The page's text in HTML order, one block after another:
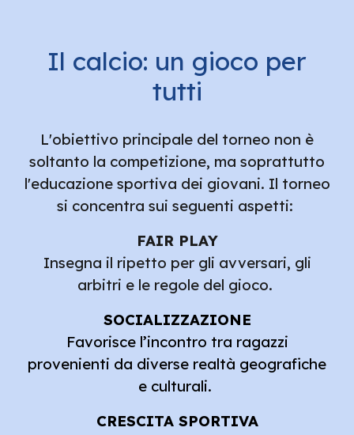
Il calcio: un gioco per
tutti
L'obiettivo principale del torneo non è
soltanto la competizione, ma soprattutto
l'educazione sportiva dei giovani. Il torneo
si concentra sui seguenti aspetti:
FAIR PLAY
Insegna il ripetto per gli avversari, gli
arbitri e le regole del gioco.
SOCIALIZZAZIONE
Favorisce l’incontro tra ragazzi
provenienti da diverse realtà geografiche
e culturali.
CRESCITA SPORTIVA